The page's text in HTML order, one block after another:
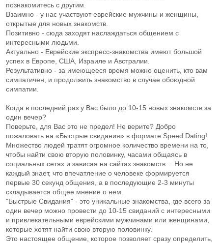
познакомитесь с другим.
Взаимно - у нас участвуют еврейские мужчины и женщины,
открытые для новых знакомств.
Позитивно - сюда заходят наслаждаться общением с
интересными людьми.
Актуально - Еврейские экспресс-знакомства имеют большой
успех в Европе, США, Израиле и Австралии.
Результативно - за имеющееся время можно оценить, кто вам
симпатичен, и продолжить знакомство в случае обоюдной
симпатии.
Когда в последний раз у Вас было до 10-15 новых знакомств за
один вечер?
Поверьте, для Вас это не предел! Не верите? Добро
пожаловать на «Быстрые свидания» в формате Speed Dating!
Множество людей тратят огромное количество времени на то,
чтобы найти свою вторую половинку, часами общаясь в
социальных сетях и зависая на сайтах знакомств… Но не
каждый знает, что впечатление о человеке формируется
первые 30 секунд общения, а в последующие 2-3 минуты
складывается общее мнение о нем.
"Быстрые Свидания" - это уникальные знакомства, где всего за
один вечер можно провести до 10-15 свиданий с интересными
и привлекательными еврейскими мужчинами или женщинами,
которые хотят найти свою вторую половинку.
Это настоящее общение, которое позволяет сразу определить,